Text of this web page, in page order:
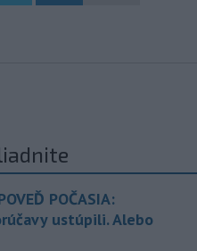
POČASIA:
ustúpili. Alebo